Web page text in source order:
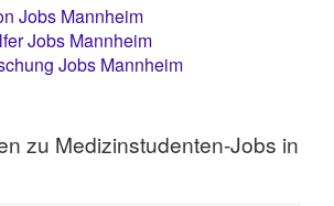
Jobs Mannheim
Jobs Mannheim
Jobs Mannheim
zu Medizinstudenten-Jobs in